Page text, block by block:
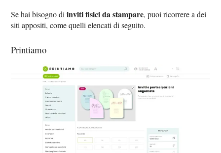
Se hai bisogno diinviti fisici da stampare, puoi ricorrere a dei
siti appositi, come quelli elencati di seguito.
Printiamo